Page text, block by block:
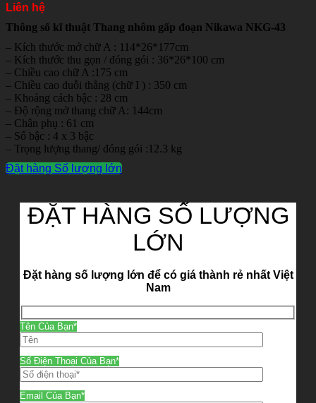
Liên hệ
Thông số kĩ thuật Thang nhôm gấp đoạn Nikawa NKG-43
– Kích thước mở chữ A : 114*26*177cm
– Kích thước thu gọn / đóng gói : 36*26*100 cm
– Chiều cao chữ A :175 cm
– Chiều cao duỗi thẳng (chữ I ) : 350 cm
– Khoảng cách bậc : 28 cm
– Độ rộng mở thang chữ A: 144cm
– Chân phụ : 61 cm
– Số bậc : 4 x 3 bậc
– Trọng lượng thang/ đóng gói :12.3 kg
Đặt hàng Số lượng lớn
ĐẶT HÀNG SỐ LƯỢNG
LỚN
Đặt hàng số lượng lớn để có giá thành rẻ nhất Việt
Nam
Tên Của Bạn*
Số Điện Thoại Của Bạn*
Email Của Bạn*